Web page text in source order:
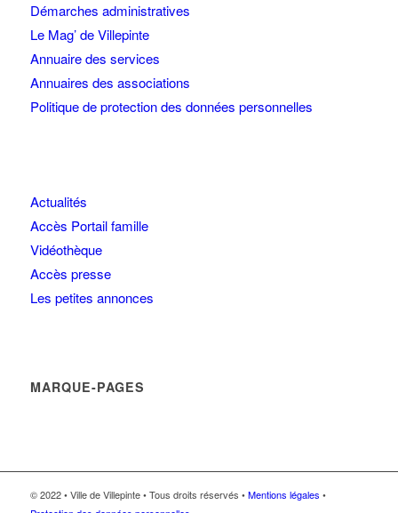
Démarches administratives
Le Mag’ de Villepinte
Annuaire des services
Annuaires des associations
Politique de protection des données personnelles
Actualités
Accès Portail famille
Vidéothèque
Accès presse
Les petites annonces
MARQUE-PAGES
© 2022 • Ville de Villepinte • Tous droits réservés •Mentions légales •